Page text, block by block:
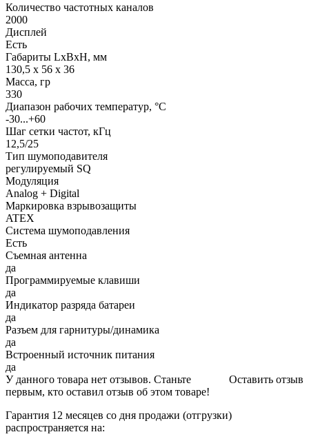
Количество частотных каналов
2000
Дисплей
Есть
Габариты LхBхН, мм
130,5 х 56 х 36
Масса, гр
330
Диапазон рабочих температур, °С
-30...+60
Шаг сетки частот, кГц
12,5/25
Тип шумоподавителя
регулируемый SQ
Модуляция
Analog + Digital
Маркировка взрывозащиты
ATEX
Система шумоподавления
Есть
Съемная антенна
да
Программируемые клавиши
да
Индикатор разряда батареи
да
Разъем для гарнитуры/динамика
да
Встроенный источник питания
да
Оставить отзыв
У данного товара нет отзывов. Станьте
первым, кто оставил отзыв об этом товаре!
Гарантия 12 месяцев со дня продажи (отгрузки)
распространяется на: